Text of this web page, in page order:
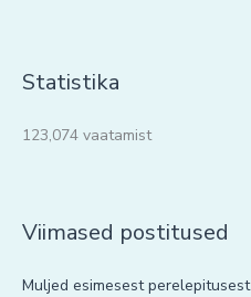
Statistika
123,074 vaatamist
Viimased postitused
Muljed esimesest perelepitusest